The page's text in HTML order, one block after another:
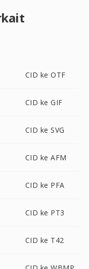
CID ke OTF
CID ke GIF
CID ke SVG
CID ke AFM
CID ke PFA
CID ke PT3
CID ke T42